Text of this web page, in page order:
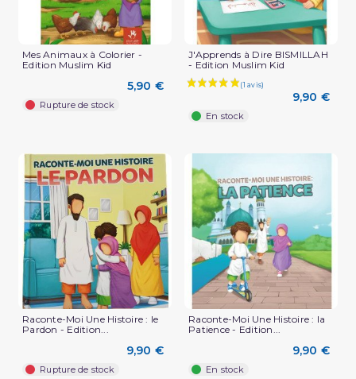
Mes Animaux à Colorier -
Edition Muslim Kid
5,90 €
Rupture de stock
J'Apprends à Dire BISMILLAH
- Edition Muslim Kid
9,90 €
En stock
Raconte-Moi Une Histoire : le
Pardon - Edition...
9,90 €
Rupture de stock
Raconte-Moi Une Histoire : la
Patience - Edition...
9,90 €
En stock